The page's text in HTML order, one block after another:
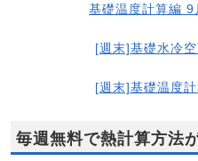
基礎温度計算編
[週末]基礎水冷
[週末]基礎温度
毎週無料で熱計算方法